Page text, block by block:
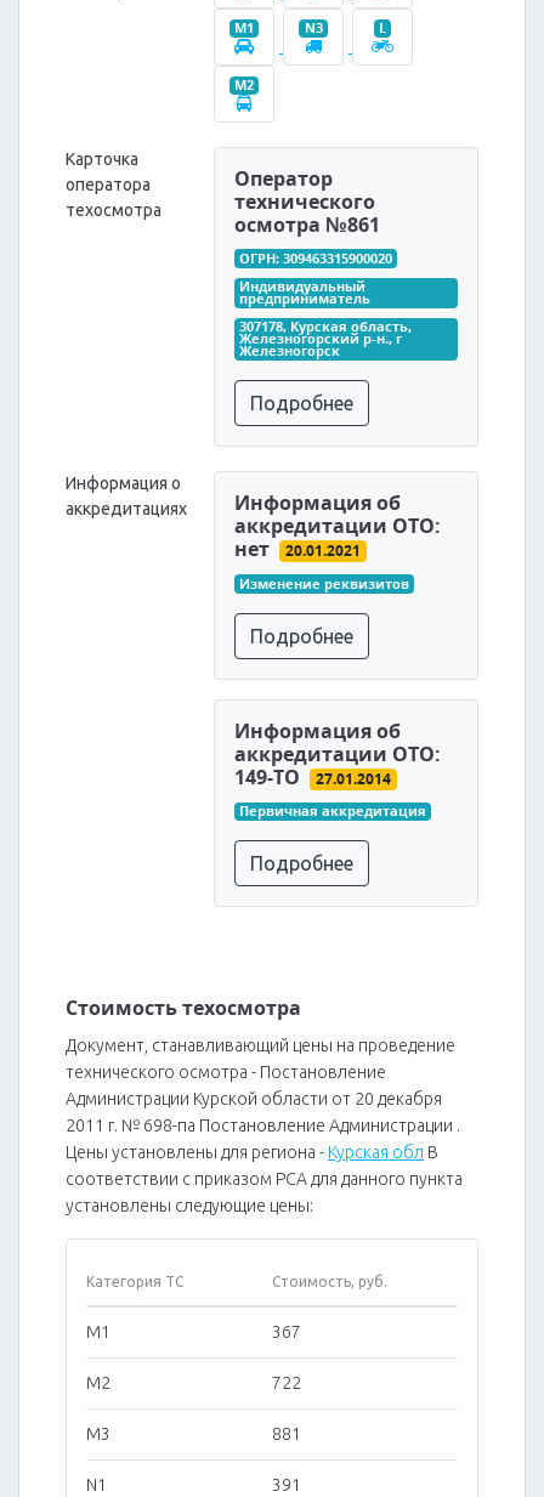
M1 N3 L
M2
Карточка
оператора
техосмотра
Оператор
технического
осмотра №861
ОГРН: 309463315900020
Индивидуальный
предприниматель
307178, Курская область,
Железногорский р-н., г
Железногорск
Подробнее
Информация о
аккредитациях
Информация об
аккредитации ОТО:
нет
20.01.2021
Изменение реквизитов
Подробнее
Информация об
аккредитации ОТО:
149-ТО
27.01.2014
Первичная аккредитация
Подробнее
Стоимость техосмотра
Документ, станавливающий цены на проведение
технического осмотра - Постановление
Администрации Курской области от 20 декабря
2011 г. № 698-па Постановление Администрации .
Цены установлены для региона - Курская обл В
соответствии с приказом РСА для данного пункта
установлены следующие цены:
Категория ТС Стоимость, руб.
M1 367
M2 722
M3 881
N1 391